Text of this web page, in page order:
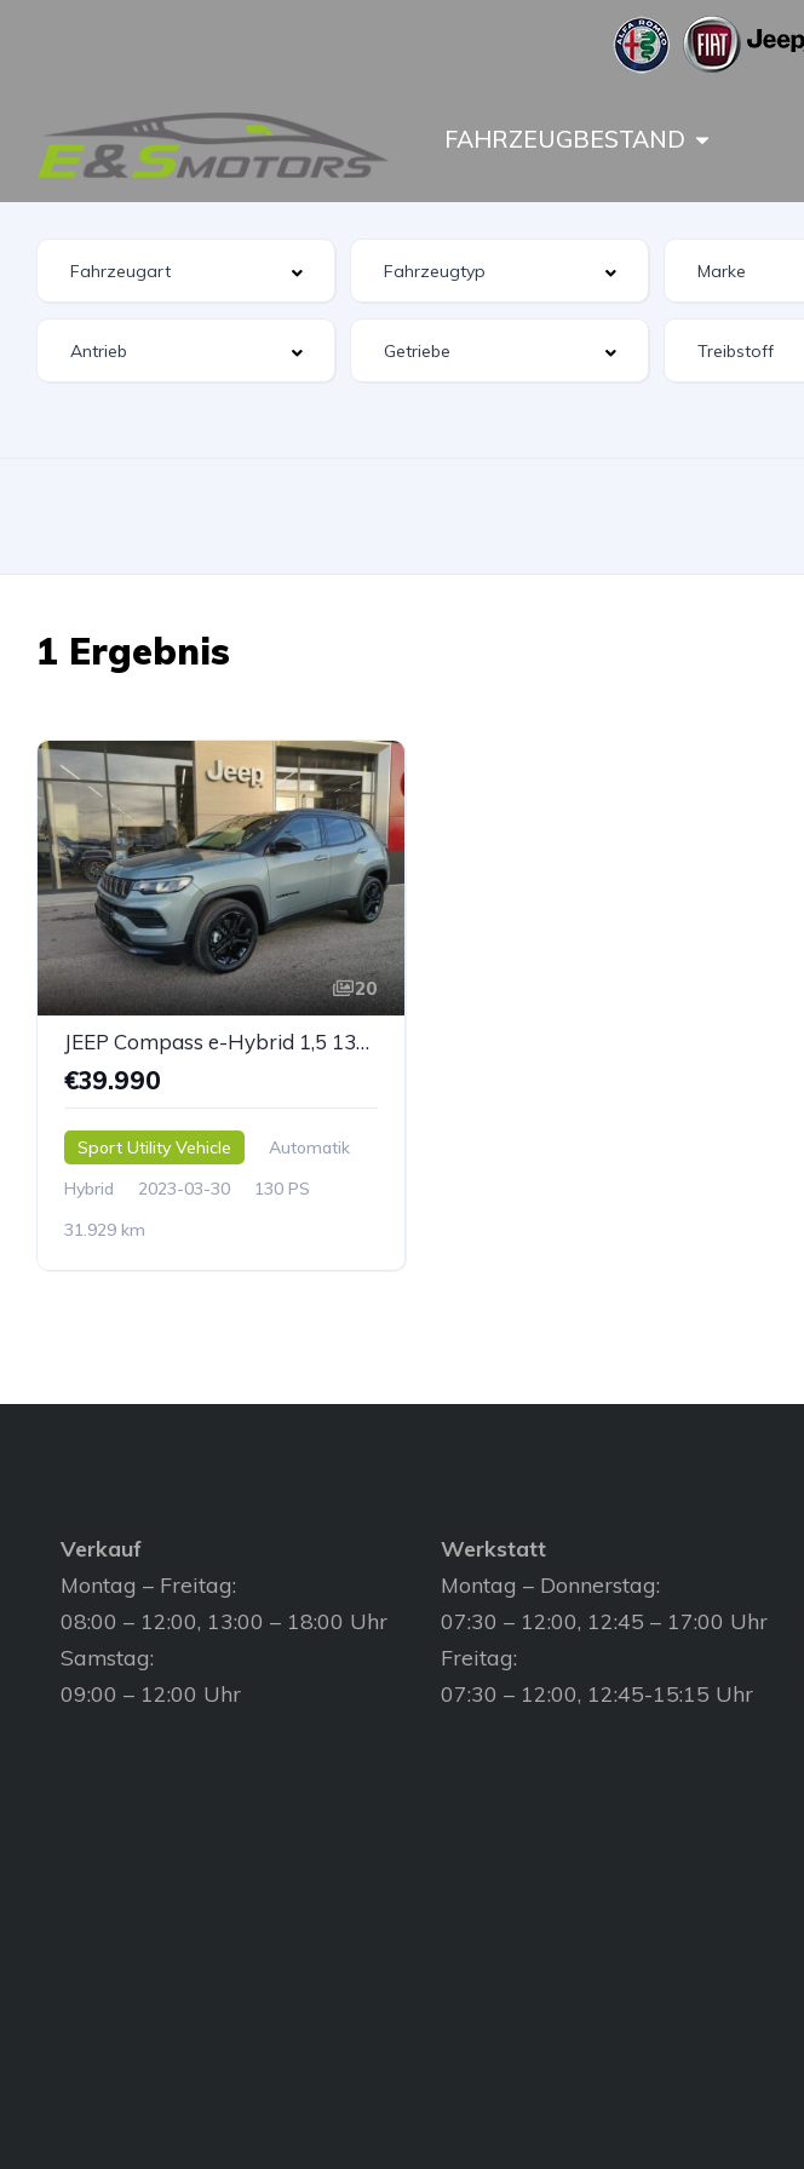
FAHRZEUGBESTAND
1 Ergebnis
20
JEEP Compass e-Hybrid 1,5 130 T4 FWD DCT7 Upland
€39.990
Sport Utility Vehicle
Automatik
Hybrid
2023-03-30
130 PS
31.929 km
Verkauf
Montag – Freitag:
08:00 – 12:00, 13:00 – 18:00 Uhr
Samstag:
09:00 – 12:00 Uhr
Werkstatt
Montag – Donnerstag:
07:30 – 12:00, 12:45 – 17:00 Uhr
Freitag:
07:30 – 12:00, 12:45-15:15 Uhr